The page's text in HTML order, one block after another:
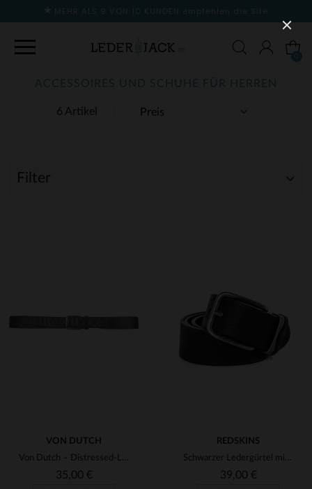
MEHR ALS 9 VON 10 KUNDEN empfehlen die Site
6 Artikel
ACCESSOIRES UND SCHUHE FÜR HERREN
Filter
VON DUTCH
Von Dutch – Distressed-Ledergürtel
35,00 €
REDSKINS
Schwarzer Ledergürtel mit silberner Schnalle
39,00 €